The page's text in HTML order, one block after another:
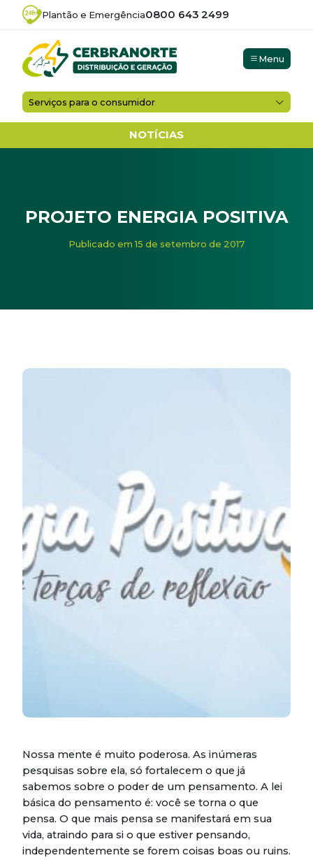
Plantão e Emergência0800 643 2499
Menu
Serviços para o consumidor
NOTÍCIAS
PROJETO ENERGIA POSITIVA
Noticias / PROJETO ENERGIA POSITIVA
Publicado em 15 de setembro de 2017
Nossa mente é muito poderosa. As inúmeras
pesquisas sobre ela, só fortalecem o que já
sabemos sobre o poder de um pensamento. A lei
básica do pensamento é: você se torna o que
pensa. O que mais pensa se manifestará em sua
vida, atraindo para si o que estiver pensando,
independentemente se forem coisas boas ou ruins.